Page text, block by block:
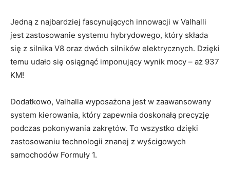
Jedną ​z najbardziej ⁤fascynujących innowacji w Valhalli
jest zastosowanie systemu hybrydowego, który składa
się z⁤ silnika V8 oraz dwóch silników elektrycznych. Dzięki‍
temu udało się osiągnąć​ imponujący wynik⁤ mocy – aż 937
KM!
Dodatkowo, Valhalla wyposażona jest w zaawansowany
system kierowania, który zapewnia doskonałą precyzję
podczas pokonywania zakrętów. To wszystko ⁣dzięki‌
zastosowaniu technologii znanej⁤ z wyścigowych
samochodów Formuły 1.